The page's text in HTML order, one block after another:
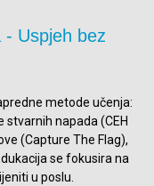
- Uspjeh bez
metode učenja:
napada (CEH
(Capture The Flag),
se fokusira na
u poslu.